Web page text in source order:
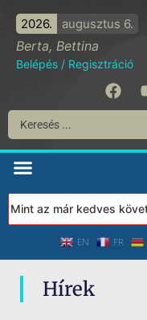
2026. augusztus 6.
Berta, Bettina
Belépés / Regisztráció
az már kedves
EN FR
Hírek